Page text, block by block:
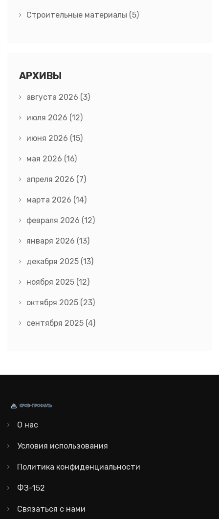
Строительные материалы (5)
АРХИВЫ
августа 2026 (3)
июля 2026 (12)
июня 2026 (15)
мая 2026 (16)
апреля 2026 (7)
марта 2026 (14)
февраля 2026 (12)
января 2026 (13)
декабря 2025 (13)
ноября 2025 (12)
октября 2025 (23)
сентября 2025 (4)
О нас
Условия использования
Политика конфиденциальности
ФЗ-152
Связаться с нами